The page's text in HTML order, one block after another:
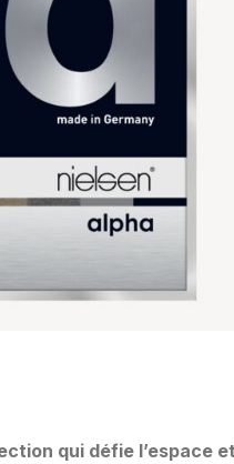
qui défie l’espace